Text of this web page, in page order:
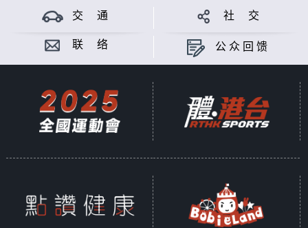
交 通 社 交
联 络 公众回馈